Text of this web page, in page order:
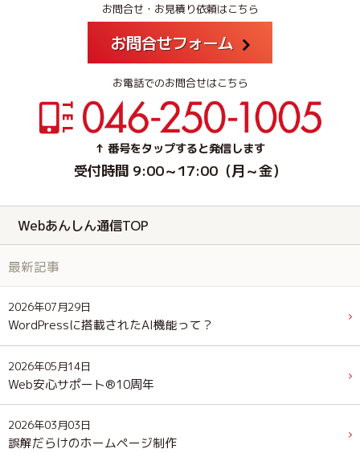
お問合せ・お見積り依頼はこちら
お問合せフォーム
お電話でのお問合せはこちら
↑ 番号をタップすると発信します
受付時間 9:00～17:00（月～金）
Webあんしん通信TOP
最新記事
2026年07月29日
WordPressに搭載されたAI機能って？
2026年05月14日
Web安心サポート®10周年
2026年03月03日
誤解だらけのホームページ制作